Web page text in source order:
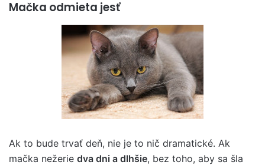
Mačka odmieta jesť
Ak to bude trvať deň, nie je to nič dramatické. Ak
mačka nežerie dva dni a dlhšie, bez toho, aby sa šla